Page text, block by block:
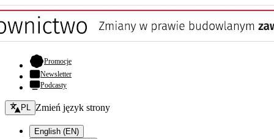
Promocje- otwiera się w nowej karcie
Newsletter
Podcasty
Zmień język - bieżący:
PL Zmień język strony
English (EN)